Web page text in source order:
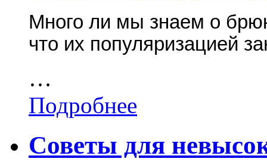
Много ли мы знаем о
что их популяризацией
…
Подробнее
Советы для